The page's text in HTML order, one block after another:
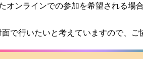
ラインでの参加を希望される場合
いたいと考えていますので、ご協